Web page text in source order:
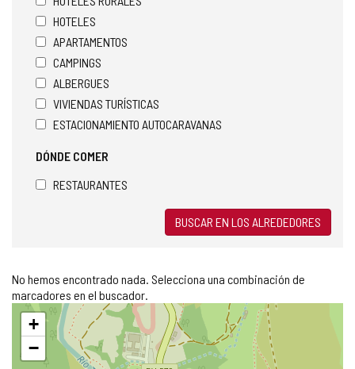
HOTELES
APARTAMENTOS
CAMPINGS
ALBERGUES
VIVIENDAS TURÍSTICAS
ESTACIONAMIENTO AUTOCARAVANAS
DÓNDE COMER
RESTAURANTES
BUSCAR EN LOS ALREDEDORES
No hemos encontrado nada. Selecciona una combinación de
marcadores en el buscador.
Saltar
mapa
+
−